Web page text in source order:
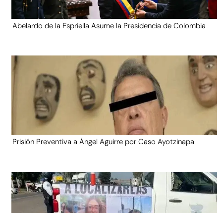
Abelardo de la Espriella Asume la Presidencia de Colombia
Prisión Preventiva a Ángel Aguirre por Caso Ayotzinapa